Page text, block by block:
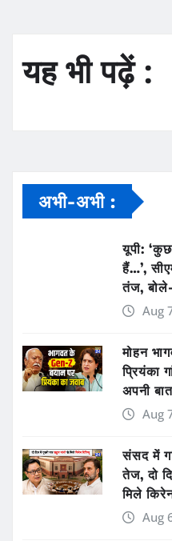
यह भी पढ़ें :
अभी-अभी :
यूपी:
हैं…’,
तंज,
Aug
मोहन
प्रियंका
अपनी
Aug
संसद में
तेज, दो
मिले
Aug